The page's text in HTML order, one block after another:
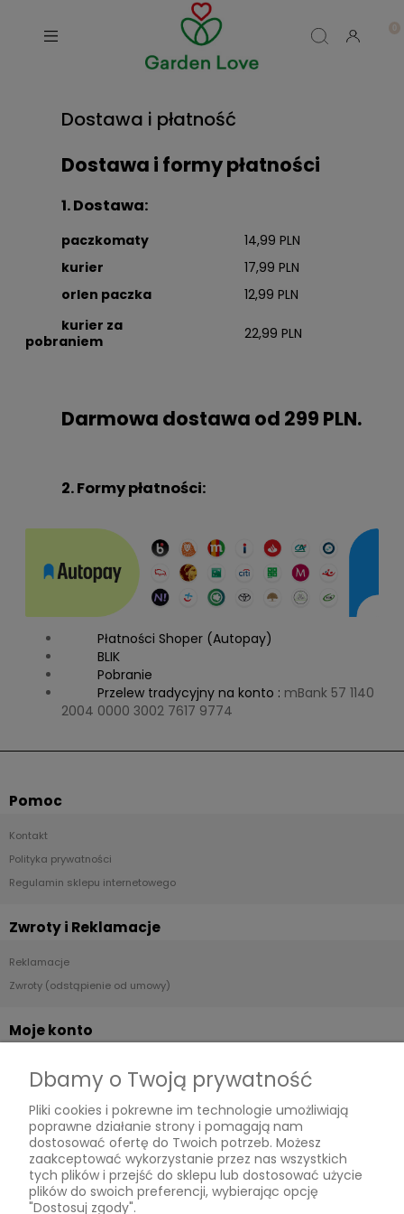
Dostawa i płatność
Dostawa i formy płatności
1. Dostawa:
paczkomaty
14,99 PLN
kurier
17,99 PLN
orlen paczka
12,99 PLN
kurier za
pobraniem
22,99 PLN
Darmowa dostawa od 299 PLN.
2. Formy płatności:
Płatności Shoper (Autopay)
BLIK
Pobranie
Przelew tradycyjny na konto : mBank 57 1140
2004 0000 3002 7617 9774
Pomoc
Kontakt
Polityka prywatności
Regulamin sklepu internetowego
Zwroty i Reklamacje
Reklamacje
Zwroty (odstąpienie od umowy)
Moje konto
Ustawienia konta
Przechowalnia
Płatności i dostawa
Dostawa i płatność
Dbamy o Twoją prywatność
Pliki cookies i pokrewne im technologie umożliwiają
poprawne działanie strony i pomagają nam
dostosować ofertę do Twoich potrzeb. Możesz
zaakceptować wykorzystanie przez nas wszystkich
tych plików i przejść do sklepu lub dostosować użycie
plików do swoich preferencji, wybierając opcję
"Dostosuj zgody".